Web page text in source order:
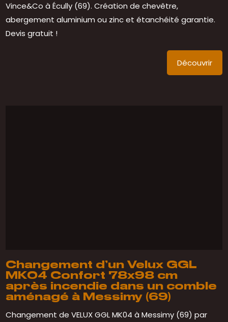
Vince&Co à Écully (69). Création de chevêtre,
abergement aluminium ou zinc et étanchéité garantie.
Devis gratuit !
Découvrir
Changement d’un Velux GGL
MK04 Confort 78x98 cm
après incendie dans un comble
aménagé à Messimy (69)
Changement de VELUX GGL MK04 à Messimy (69) par